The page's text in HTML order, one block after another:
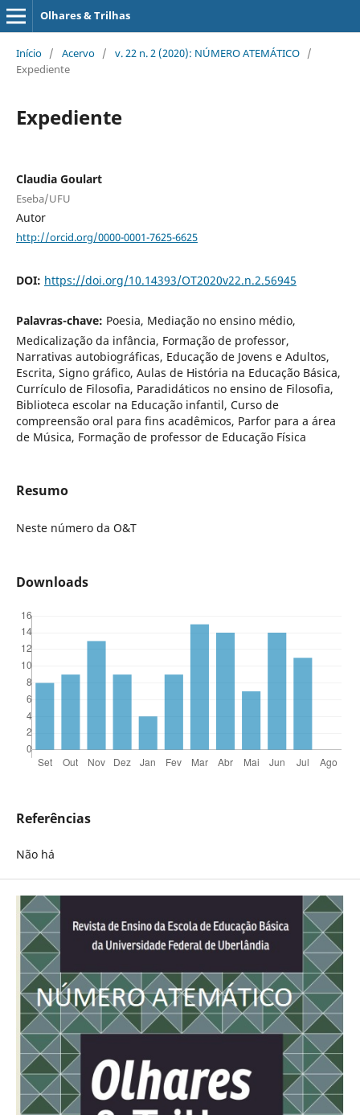
Olhares & Trilhas
Início / Acervo / v. 22 n. 2 (2020): NÚMERO ATEMÁTICO /
Expediente
Expediente
Claudia Goulart
Eseba/UFU
Autor
http://orcid.org/0000-0001-7625-6625
DOI: https://doi.org/10.14393/OT2020v22.n.2.56945
Palavras-chave: Poesia, Mediação no ensino médio,
Medicalização da infância, Formação de professor,
Narrativas autobiográficas, Educação de Jovens e Adultos,
Escrita, Signo gráfico, Aulas de História na Educação Básica,
Currículo de Filosofia, Paradidáticos no ensino de Filosofia,
Biblioteca escolar na Educação infantil, Curso de
compreensão oral para fins acadêmicos, Parfor para a área
de Música, Formação de professor de Educação Física
Resumo
Neste número da O&T
Downloads
Referências
Não há